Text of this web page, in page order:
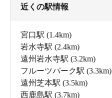
近くの駅情報
宮口駅 (1.4km)
岩水寺駅 (2.4km)
遠州岩水寺駅 (3.2km)
フルーツパーク駅 (3.3km)
遠州芝本駅 (3.5km)
西鹿島駅 (3.7km)